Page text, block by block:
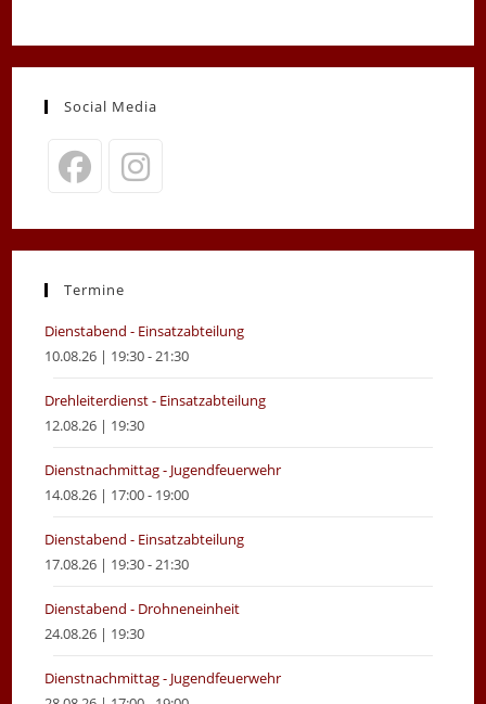
Social Media
in
new
in
new
Termine
Dienstabend - Einsatzabteilung
10.08.26 | 19:30 - 21:30
Drehleiterdienst - Einsatzabteilung
12.08.26 | 19:30
Dienstnachmittag - Jugendfeuerwehr
14.08.26 | 17:00 - 19:00
Dienstabend - Einsatzabteilung
17.08.26 | 19:30 - 21:30
Dienstabend - Drohneneinheit
24.08.26 | 19:30
Dienstnachmittag - Jugendfeuerwehr